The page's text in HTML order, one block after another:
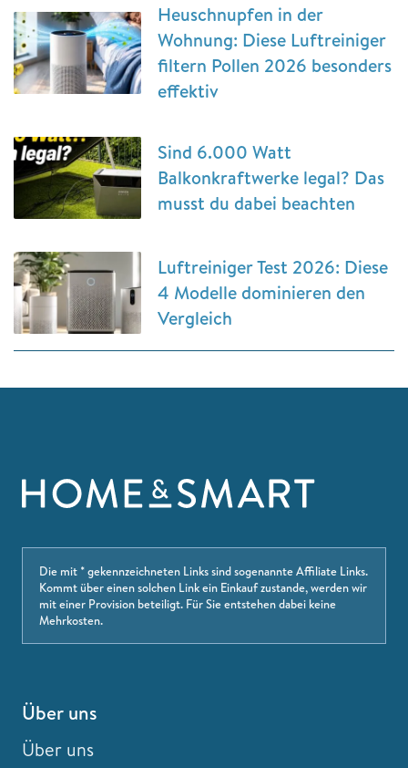
Heuschnupfen in der
Wohnung: Diese Luftreiniger
filtern Pollen 2026 besonders
effektiv
Sind 6.000 Watt
Balkonkraftwerke legal? Das
musst du dabei beachten
Luftreiniger Test 2026: Diese
4 Modelle dominieren den
Vergleich
Die mit * gekennzeichneten Links sind sogenannte Affiliate Links.
Kommt über einen solchen Link ein Einkauf zustande, werden wir
mit einer Provision beteiligt. Für Sie entstehen dabei keine
Mehrkosten.
Über uns
Über uns